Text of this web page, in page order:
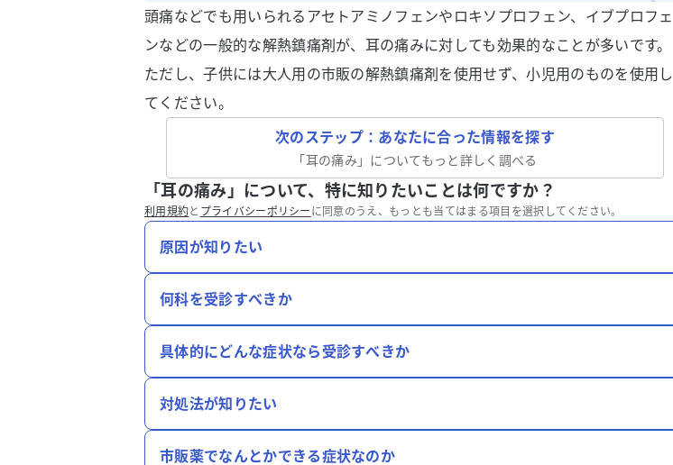
頭痛などでも用いられるアセトアミノフェンやロキソプロフェン、イブプロフェ
ンなどの一般的な解熱鎮痛剤が、耳の痛みに対しても効果的なことが多いです。
ただし、子供には大人用の市販の解熱鎮痛剤を使用せず、小児用のものを使用し
てください。
次のステップ：あなたに合った情報を探す
「耳の痛み 」についてもっと詳しく調べる
「耳の痛み」について、特に知りたいことは何ですか？
利用規約と プライバシーポリシー に同意のうえ、もっとも当てはまる項目を選択してください。
原因が知りたい
何科を受診すべきか
具体的にどんな症状なら受診すべきか
対処法が知りたい
市販薬でなんとかできる症状なのか